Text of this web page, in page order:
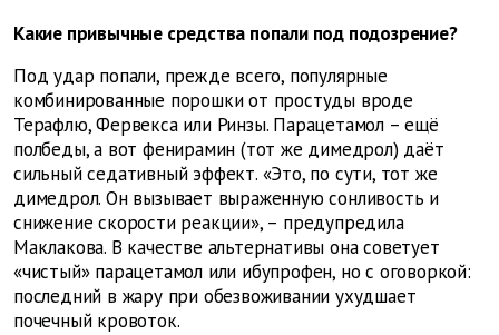
Какие привычные средства попали под подозрение?
Под удар попали, прежде всего, популярные
комбинированные порошки от простуды вроде
Терафлю, Фервекса или Ринзы. Парацетамол – ещё
полбеды, а вот фенирамин (тот же димедрол) даёт
сильный седативный эффект. «Это, по сути, тот же
димедрол. Он вызывает выраженную сонливость и
снижение скорости реакции», – предупредила
Маклакова. В качестве альтернативы она советует
«чистый» парацетамол или ибупрофен, но с оговоркой:
последний в жару при обезвоживании ухудшает
почечный кровоток.